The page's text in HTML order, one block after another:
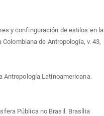
y confinguración de estilos en la
de Antropología, v. 43,
Antropología Latinoamericana.
Pública no Brasil. Brasília